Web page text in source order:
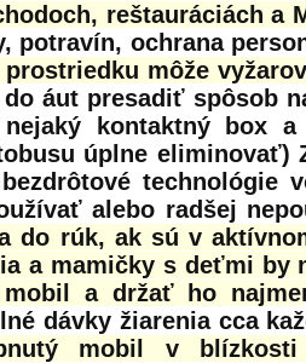
reštauráciách a
potravín, ochrana
môže
áut presadiť spôsob
kontaktný box
úplne eliminovať)
technológie
alebo radšej
do rúk, ak sú v
a mamičky s deťmi by
a držať ho
dávky žiarenia cca
mobil v